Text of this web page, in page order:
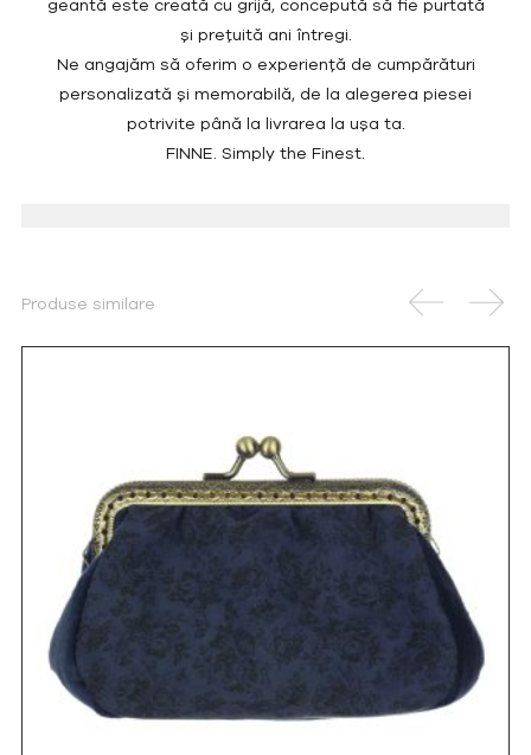
geantă este creată cu grijă, concepută să fie purtată
și prețuită ani întregi.
Ne angajăm să oferim o experiență de cumpărături
personalizată și memorabilă, de la alegerea piesei
potrivite până la livrarea la ușa ta.
FINNE. Simply the Finest.
Produse similare